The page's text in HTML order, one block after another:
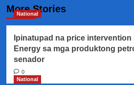
More Stories
National
Ipinatupad na price
Energy sa mga produktong
senador
0
National